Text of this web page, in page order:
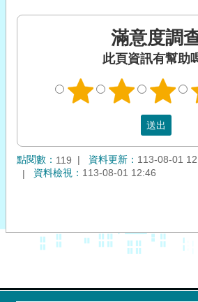
滿意度調
此頁資訊有幫助
點閱數： 119 資料更新： 113-08-01
資料檢視： 113-08-01 12:46